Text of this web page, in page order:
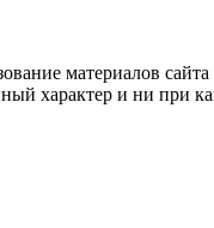
материалов сайта
характер и ни при